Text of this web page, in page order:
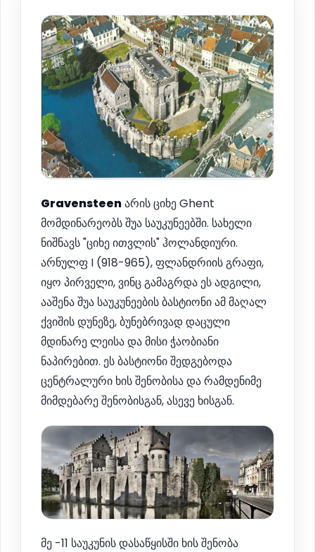
Gravensteenარის ციხე Ghent
მომდინარეობს შუა საუკუნეებში. სახელი
ნიშნავს "ციხე ითვლის" ჰოლანდიური.
არნულფ I (918-965), ფლანდრიის გრაფი,
იყო პირველი, ვინც გამაგრდა ეს ადგილი,
ააშენა შუა საუკუნეების ბასტიონი ამ მაღალ
ქვიშის დუნეზე, ბუნებრივად დაცული
მდინარე ლეისა და მისი ჭაობიანი
ნაპირებით. ეს ბასტიონი შედგებოდა
ცენტრალური ხის შენობისა და რამდენიმე
მიმდებარე შენობისგან, ასევე ხისგან.
მე -11 საუკუნის დასაწყისში ხის შენობა